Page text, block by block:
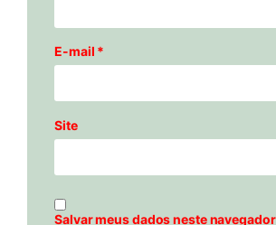
E-mail *
Site
Salvar meus dados neste